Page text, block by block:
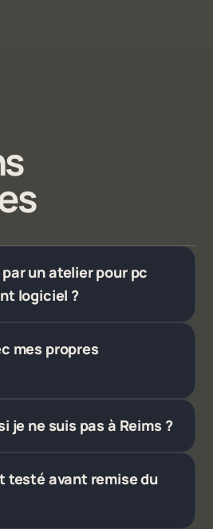
un atelier pour pc
logiciel ?
mes propres
je ne suis pas à Reims ?
testé avant remise du